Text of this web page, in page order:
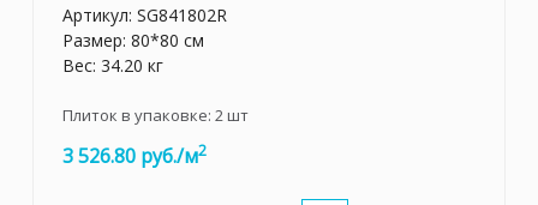
Артикул: SG841802R
Размер: 80*80 см
Вес: 34.20 кг
Плиток в упаковке: 2шт
3 526.80 руб./м2